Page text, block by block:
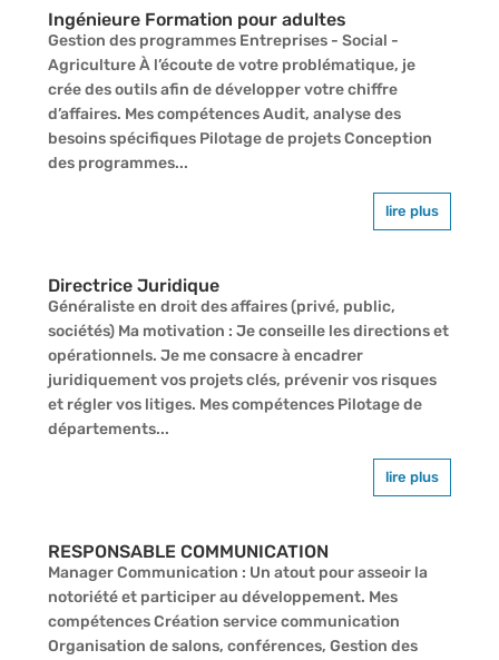
Ingénieure Formation pour adultes
Gestion des programmes Entreprises - Social -
Agriculture À l’écoute de votre problématique, je
crée des outils afin de développer votre chiffre
d’affaires. Mes compétences Audit, analyse des
besoins spécifiques Pilotage de projets Conception
des programmes...
lire plus
Directrice Juridique
Généraliste en droit des affaires (privé, public,
sociétés) Ma motivation : Je conseille les directions et
opérationnels. Je me consacre à encadrer
juridiquement vos projets clés, prévenir vos risques
et régler vos litiges. Mes compétences Pilotage de
départements...
lire plus
RESPONSABLE COMMUNICATION
Manager Communication : Un atout pour asseoir la
notoriété et participer au développement. Mes
compétences Création service communication
Organisation de salons, conférences, Gestion des